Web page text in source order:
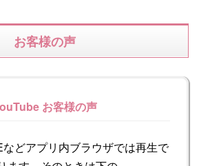
お客様の声
お客様の声
どアプリ内ブラウザでは再生で